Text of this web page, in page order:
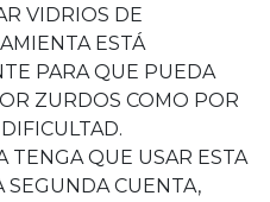
VIDRIOS DE
ESTÁ
PARA QUE PUEDA
ZURDOS COMO POR
TENGA QUE USAR ESTA
SEGUNDA CUENTA,